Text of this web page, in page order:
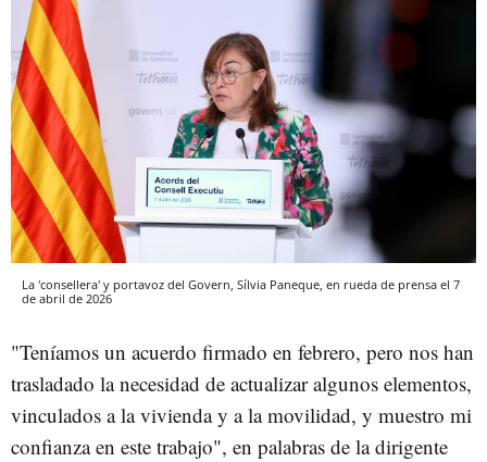
La 'consellera' y portavoz del Govern, Sílvia Paneque, en rueda de prensa el 7
de abril de 2026
"Teníamos un acuerdo firmado en febrero, pero nos han
trasladado la necesidad de actualizar algunos elementos,
vinculados a la vivienda y a la movilidad, y muestro mi
confianza en este trabajo", en palabras de la dirigente